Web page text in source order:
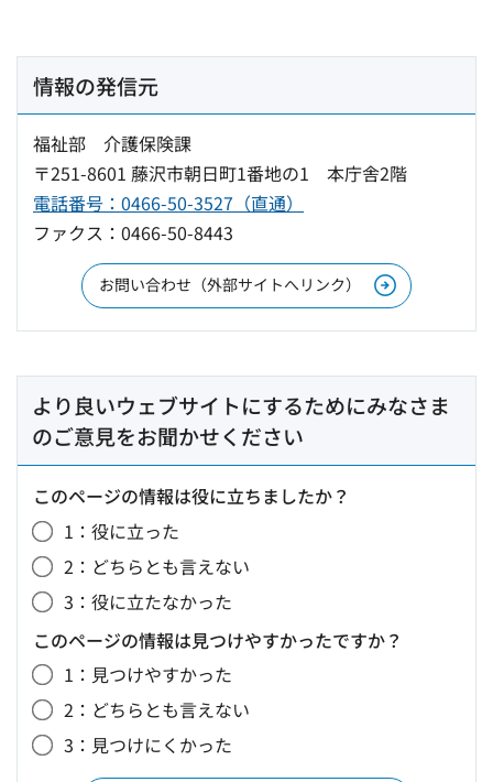
情報の発信元
福祉部 介護保険課
〒251-8601 藤沢市朝日町1番地の1 本庁舎2階
電話番号：0466-50-3527（直通）
ファクス：0466-50-8443
お問い合わせ（外部サイトへリンク）
より良いウェブサイトにするためにみなさま
のご意見をお聞かせください
このページの情報は役に立ちましたか？
1：役に立った
2：どちらとも言えない
3：役に立たなかった
このページの情報は見つけやすかったですか？
1：見つけやすかった
2：どちらとも言えない
3：見つけにくかった